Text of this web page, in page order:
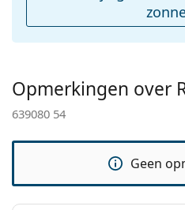
Functie:
Code:
Opmerkingen over
639080 54
Geen